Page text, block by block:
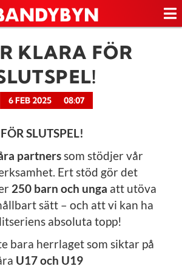
KLARA FÖR
6 FEB 2025 08:07
SLUTSPEL!
partnerssom stödjer vår
Ert stöd gör det
250 barn och unga att utöva
sätt – och att vi kan ha
absoluta topp!
bara herrlaget som siktar på
U17 och U19